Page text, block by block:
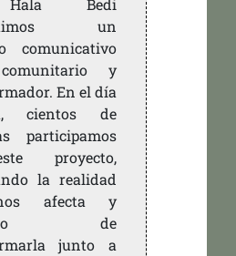
Bedi
un
comunicativo
y
En el día
cientos de
participamos
proyecto,
la realidad
afecta y
de
junto a